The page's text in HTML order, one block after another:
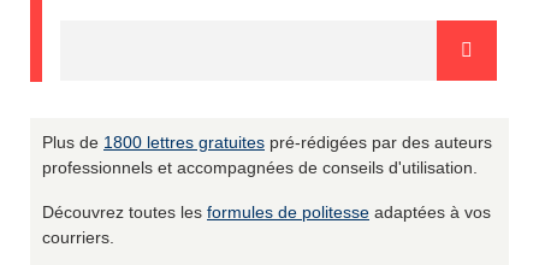
Plus de 1800 lettres gratuites pré-rédigées par des auteurs
professionnels et accompagnées de conseils d'utilisation.
Découvrez toutes les formules de politesse adaptées à vos
courriers.